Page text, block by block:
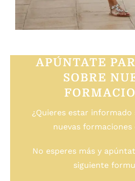
APÚNTATE
SOBRE
¿Quieres estar
nuevas formaciones
No esperes más y
siguiente